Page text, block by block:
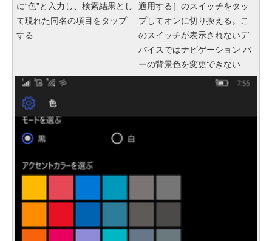
に“色”と入力し、検索結果とし
て現れた同名の項目をタップ
する
適用する］のスイッチをタッ
プしてオンに切り換える。こ
のスイッチが表示されないデ
バイスではナビゲーション バ
ーの背景色を変更できない